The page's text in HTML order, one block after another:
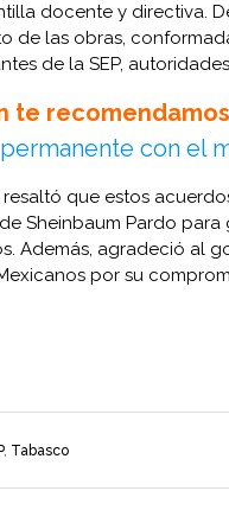
docente y directiva.
de las obras,
de la SEP,
te
con el
resaltó que estos
Sheinbaum Pardo
Además, agradeció al
por su
, Tabasco